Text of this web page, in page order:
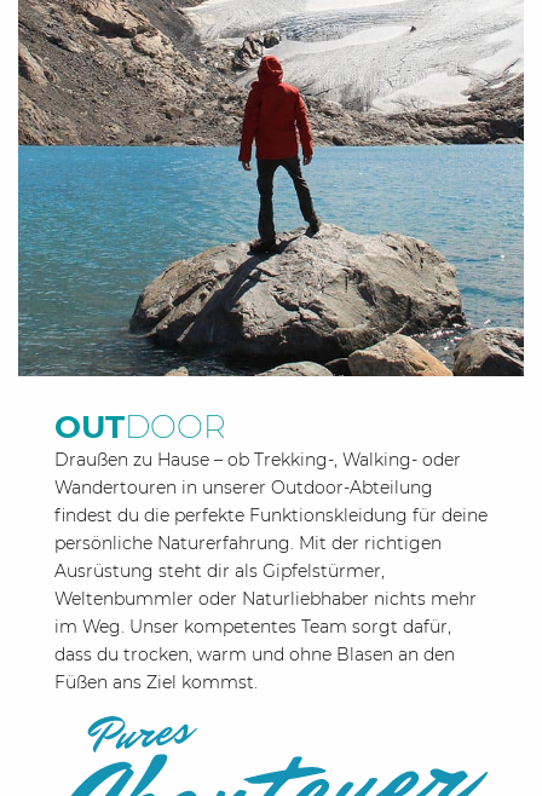
OUTDOOR
Draußen zu Hause – ob Trekking-, Walking- oder
Wandertouren in unserer Outdoor-Abteilung
findest du die perfekte Funktionskleidung für deine
persönliche Naturerfahrung. Mit der richtigen
Ausrüstung steht dir als Gipfelstürmer,
Weltenbummler oder Naturliebhaber nichts mehr
im Weg. Unser kompetentes Team sorgt dafür,
dass du trocken, warm und ohne Blasen an den
Füßen ans Ziel kommst.